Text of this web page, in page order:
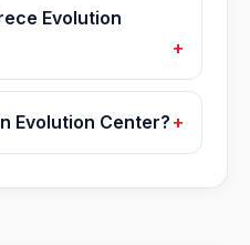
Evolution
Evolution Center?